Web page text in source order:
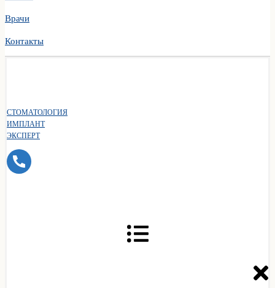
Врачи
Контакты
СТОМАТОЛОГИЯ
ИМПЛАНТ
ЭКСПЕРТ